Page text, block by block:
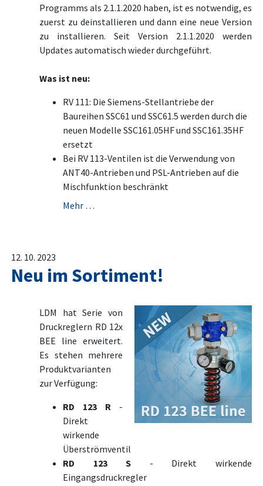
Programms als 2.1.1.2020 haben, ist es notwendig, es
zuerst zu deinstallieren und dann eine neue Version
zu installieren. Seit Version 2.1.1.2020 werden
Updates automatisch wieder durchgeführt.
Was ist neu:
RV 111: Die Siemens-Stellantriebe der
Baureihen SSC61 und SSC61.5 werden durch die
neuen Modelle SSC161.05HF und SSC161.35HF
ersetzt
Bei RV 113-Ventilen ist die Verwendung von
ANT40-Antrieben und PSL-Antrieben auf die
Mischfunktion beschränkt
Mehr …
12. 10. 2023
Neu im Sortiment!
LDM hat Serie von
Druckreglern RD 12x
BEE line erweitert.
Es stehen mehrere
Produktvarianten
zur Verfügung:
RD 123 R -
Direkt
wirkende
Überströmventil
RD 123 S - Direkt wirkende
Eingangsdruckregler